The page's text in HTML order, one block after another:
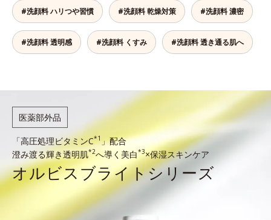
#洗顔料 ハリつや習慣 #洗顔料 乾燥対策 #洗顔料 濃密
#洗顔料 透明感 #洗顔料 くすみ #洗顔料 透き通る肌へ
医薬部外品
「高圧処理ビタミンC*1」配合
澄み渡る輝き透明肌*2へ導く美白*3×保湿スキンケア
オルビスブライトシリーズ